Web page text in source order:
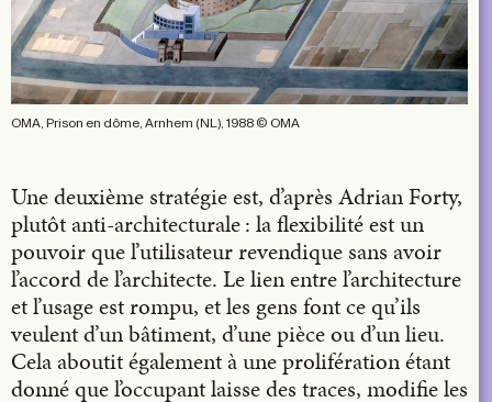
OMA, Prison en dôme, Arnhem (NL), 1988 © OMA
Une deuxième stratégie est, d’après Adrian Forty,
plutôt anti-architecturale : la flexibilité est un
pouvoir que l’utilisateur revendique sans avoir
l’accord de l’architecte. Le lien entre l’architecture
et l’usage est rompu, et les gens font ce qu’ils
veulent d’un bâtiment, d’une pièce ou d’un lieu.
Cela aboutit égale­­­­­ment à une prolifération étant
donné que l’occupant laisse des traces, modifie les